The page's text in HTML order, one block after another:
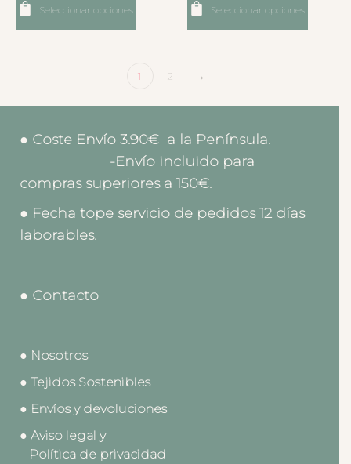
Seleccionar opciones Seleccionar opciones
1 2 →
● Coste Envío 3.90€ a la Península.
-Envío incluido para
compras superiores a 150€.
● Fecha tope servicio de pedidos 12 días
laborables.
● Contacto
● Nosotros
● Tejidos Sostenibles
● Envíos y devoluciones
● Aviso legal y
Política de privacidad